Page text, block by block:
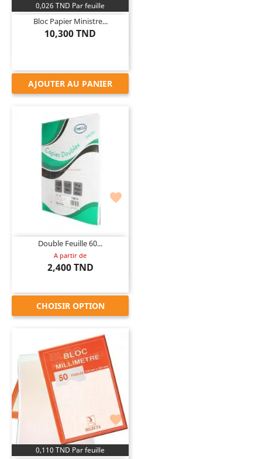
0,026 TND Par feuille
Bloc Papier Ministre...
10,300 TND
AJOUTER AU PANIER

Double Feuille 60...
A partir de
2,400 TND
CHOISIR OPTION

0,110 TND Par feuille